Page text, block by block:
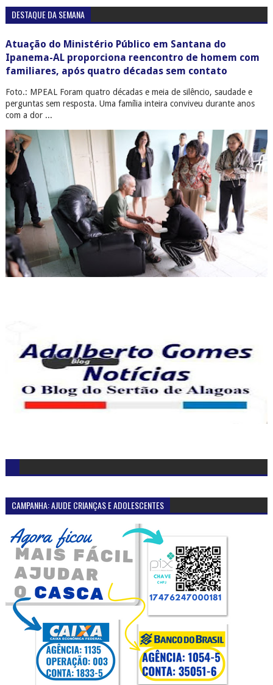
DESTAQUE DA SEMANA
Atuação do Ministério Público em Santana do
Ipanema-AL proporciona reencontro de homem com
familiares, após quatro décadas sem contato
Foto.: MPEAL Foram quatro décadas e meia de silêncio, saudade e
perguntas sem resposta. Uma família inteira conviveu durante anos
com a dor ...
CAMPANHA: AJUDE CRIANÇAS E ADOLESCENTES